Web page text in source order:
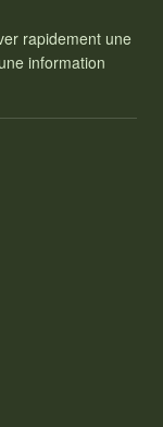
rapidement une
information